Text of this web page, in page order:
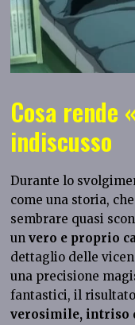
Cosa rende
indiscusso
Durante lo
come una storia,
sembrare quasi
unvero e proprio
dettaglio delle
una precisione
fantastici, il
verosimile, intriso